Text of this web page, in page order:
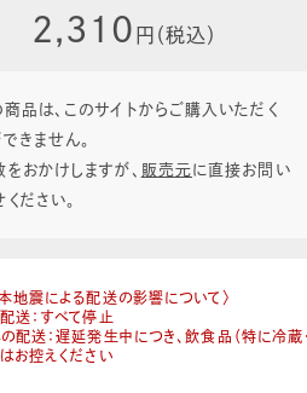
2,310 円（税込）
品は、このサイトからご購入いただく
きません。
おかけしますが、 販売元に直接お問い
ださい。
地震による配送の影響について〉
送：すべて停止
配送：遅延発生中につき、飲食品（特に冷蔵
お控えください